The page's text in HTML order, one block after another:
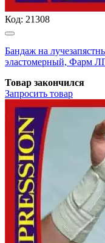
Код: 21308
Бандаж на
эластомерный, Фарм
Товар закончился
Запросить товар